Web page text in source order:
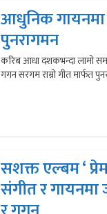
आधुनिक
पुनरागमन
करिब आधा दशकभन्दा लामो
गगन सरगम राम्रो गीत मार्फत
सशक्त एल्बम ‘
संगीत र गायनमा